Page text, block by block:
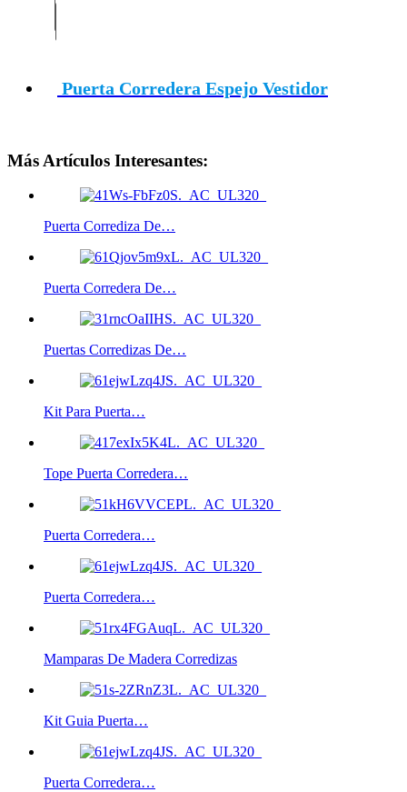
Puerta Corredera Espejo Vestidor
Más Artículos Interesantes:
Puerta Corrediza De…
Puerta Corredera De…
Puertas Corredizas De…
Kit Para Puerta…
Tope Puerta Corredera…
Puerta Corredera…
Puerta Corredera…
Mamparas De Madera Corredizas
Kit Guia Puerta…
Puerta Corredera…